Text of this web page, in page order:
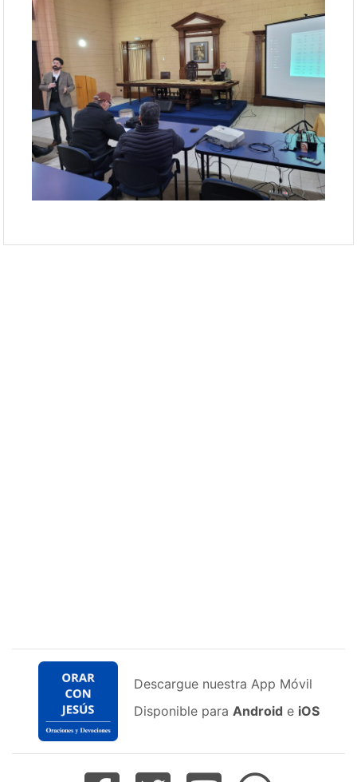
Descargue nuestra App Móvil
Disponible para Android e iOS